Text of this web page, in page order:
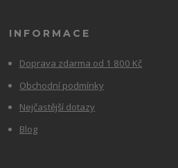
INFORMACE
Doprava zdarma od 1 800 Kč
Obchodní podmínky
Nejčastější dotazy
Blog